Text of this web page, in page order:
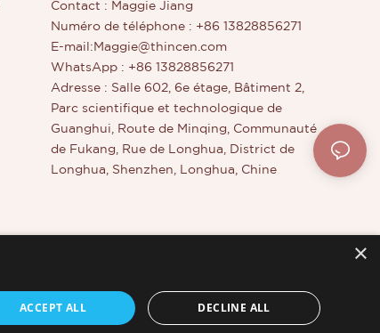
Contact : Maggie Jiang
Numéro de téléphone : +86 13828856271
E-mail: Maggie@thincen.com
WhatsApp : +86 13828856271
Adresse : Salle 602, 6e étage, Bâtiment 2,
Parc scientifique et technologique de
Guanghui, Route de Minqing, Communauté
de Fukang, Rue de Longhua, District de
Longhua, Shenzhen, Longhua, Chine
×
ACCEPT ALL DECLINE ALL